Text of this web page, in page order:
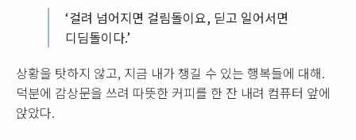
‘걸려 넘어지면 걸림돌이요, 딛고 일어서면
디딤돌이다.’
상황을 탓하지 않고, 지금 내가 챙길 수 있는 행복들에 대해.
덕분에 감상문을 쓰려 따뜻한 커피를 한 잔 내려 컴퓨터 앞에
앉았다.